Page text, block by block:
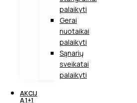
palaikyti
Gerai
nuotaikai
palaikyti
Sąnarių
sveikatai
palaikyti
AKCIJ
A 1+1